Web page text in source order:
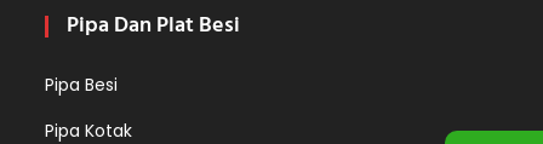
Pipa Dan Plat Besi
Pipa Besi
Pipa Kotak